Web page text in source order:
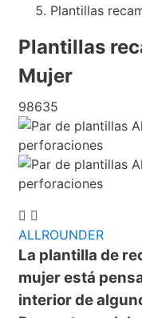
Plantillas
Plantillas
Mujer
98635
ALLROUNDER
La plantilla de
mujerestá
interior de